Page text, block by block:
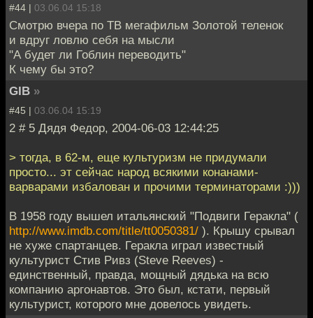
#44 | 03.06.04 15:18
Смотрю вчера по ТВ мегафильм Золотой теленок
и вдруг ловлю себя на мысли
"А будет ли Гоблин переводить"
К чему бы это?
GIB »
#45 | 03.06.04 15:19
2 # 5 Дядя Федор, 2004-06-03 12:44:25
> тогда, в 62-м, еще культуризм не придумали
просто... эт сейчас народ всякими конанами-
варварами избалован и прочими терминаторами :)))
В 1958 году вышел итальянский "Подвиги Геракла" (
http://www.imdb.com/title/tt0050381/ ). Крышу срывал
не хуже спартанцев. Геракла играл известный
культурист Стив Ривз (Steve Reeves) -
единственный, правда, мощный дядька на всю
компанию аргонавтов. Это был, кстати, первый
культурист, которого мне довелось увидеть.